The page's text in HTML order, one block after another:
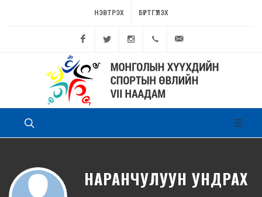
НЭВТРЭХ БҮРТГҮҮЛЭХ
FacebookTwitter Instagram11262449
НАРАНЧУЛУУН УНДРАХ